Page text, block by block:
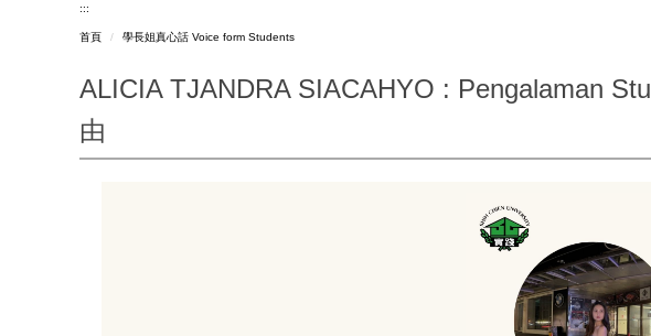
:::
首頁 學長姐真心話 Voice form Students
ALICIA TJANDRA SIACAHYO : Pengalaman
由